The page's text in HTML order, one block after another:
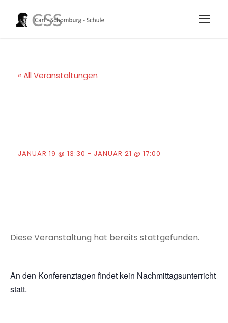
« All Veranstaltungen
JANUAR 19 @ 13:30 - JANUAR 21 @ 17:00
Diese Veranstaltung hat bereits stattgefunden.
An den Konferenztagen findet kein Nachmittagsunterricht
statt.